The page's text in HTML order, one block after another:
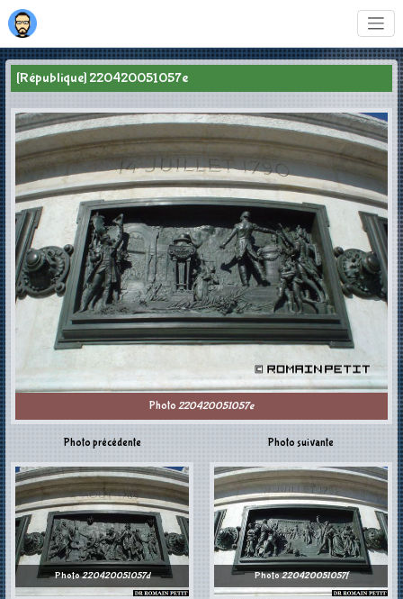
[République] 220420051057e
Photo 220420051057e
Photo précédente
Photo220420051057d
Photo suivante
Photo220420051057f